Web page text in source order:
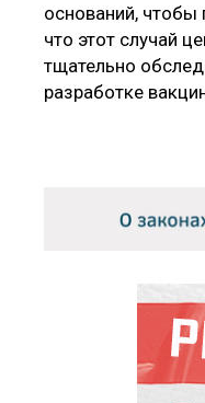
оснований, чтобы
что этот случай
тщательно
разработке